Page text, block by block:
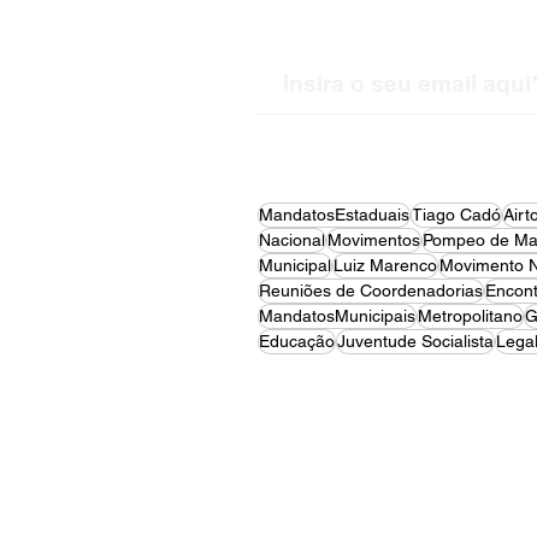
MandatosEstaduaisTiago Cadó
NacionalMovimentosPompeo de
MunicipalLuiz MarencoMovimento
Reuniões de Coordenadorias
MandatosMunicipaisMetropolitano
EducaçãoJuventude Socialista